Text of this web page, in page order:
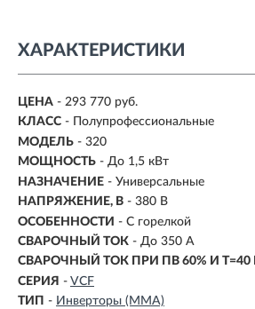
ХАРАКТЕРИСТИКИ
ЦЕНА - 293 770 руб.
КЛАСС - Полупрофессиональные
МОДЕЛЬ - 320
МОЩНОСТЬ - До 1,5 кВт
НАЗНАЧЕНИЕ - Универсальные
НАПРЯЖЕНИЕ, В - 380 В
ОСОБЕННОСТИ - С горелкой
СВАРОЧНЫЙ ТОК - До 350 А
СВАРОЧНЫЙ ТОК ПРИ ПВ 60% И T=40
СЕРИЯ - VCF
ТИП - Инверторы (MMA)